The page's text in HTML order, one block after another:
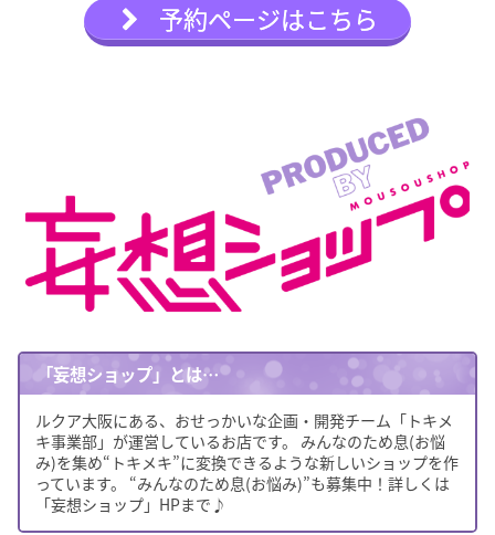
予約ページはこちら
「妄想ショップ」とは…
ルクア大阪にある、おせっかいな企画・開発チーム「トキメ
キ事業部」が運営しているお店です。 みんなのため息(お悩
み)を集め“トキメキ”に変換できるような新しいショップを作
っています。 “みんなのため息(お悩み)”も募集中！詳しくは
「妄想ショップ」HPまで♪